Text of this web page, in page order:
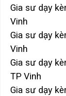
Gia sư dạy
Vinh
Gia sư dạy
Vinh
Gia sư dạy
TP Vinh
Gia sư dạy